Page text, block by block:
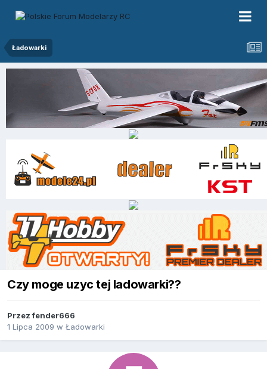
Ładowarki
Czy moge uzyc tej ladowarki??
Przezfender666
1 Lipca 2009 w Ładowarki